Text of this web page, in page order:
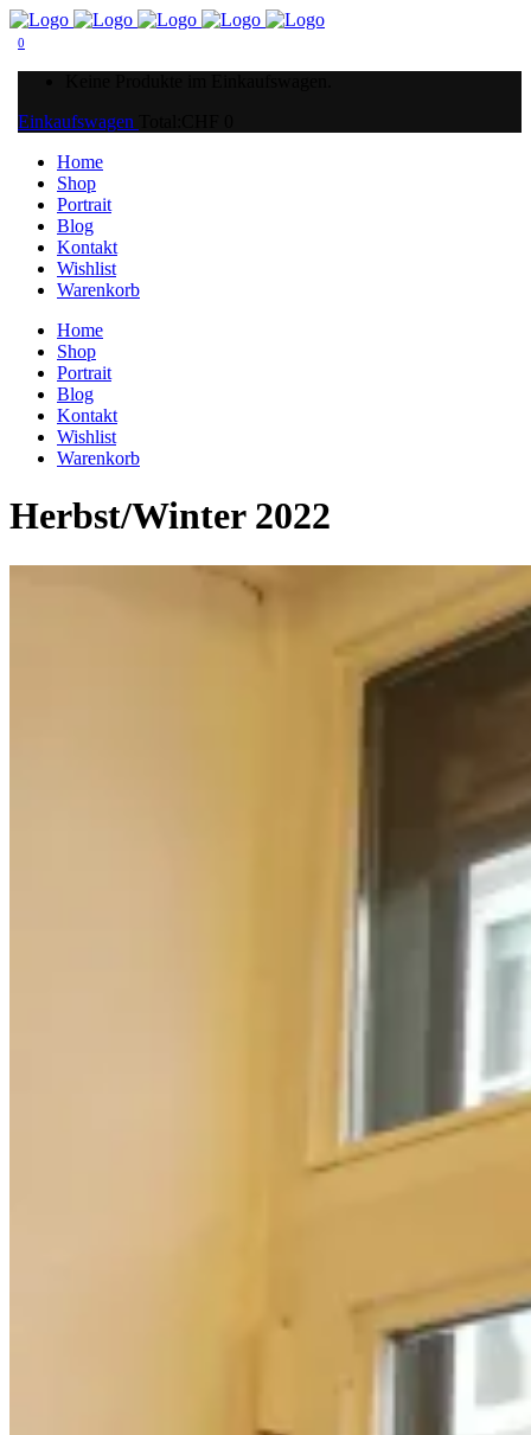
0
Einkaufswagen
Home
Shop
Portrait
Blog
Kontakt
Wishlist
Warenkorb
Home
Shop
Portrait
Blog
Kontakt
Wishlist
Warenkorb
Herbst/Winter 2022